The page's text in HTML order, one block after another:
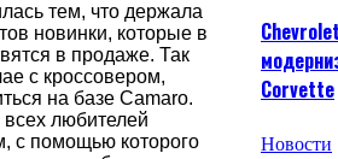
тем, что держала
новинки, которые в
в продаже. Так
с кроссовером,
на базе Camaro.
любителей
, с помощью которого
Corvette
Новости